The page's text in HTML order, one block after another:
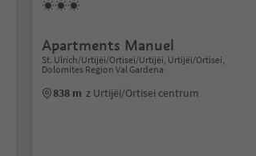
Apartments Manuel
St. Ulrich/Urtijëi/Ortisei/Urtijëi, Urtijëi/Ortisei,
Dolomites Region Val Gardena
838 m z Urtijëi/Ortisei centrum